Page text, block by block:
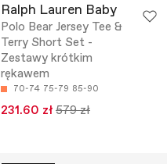
Ralph Lauren Baby
Polo Bear Jersey Tee &
Terry Short Set -
Zestawy krótkim
rękawem
70-74 75-79 85-90
231.60 zł 579 zł